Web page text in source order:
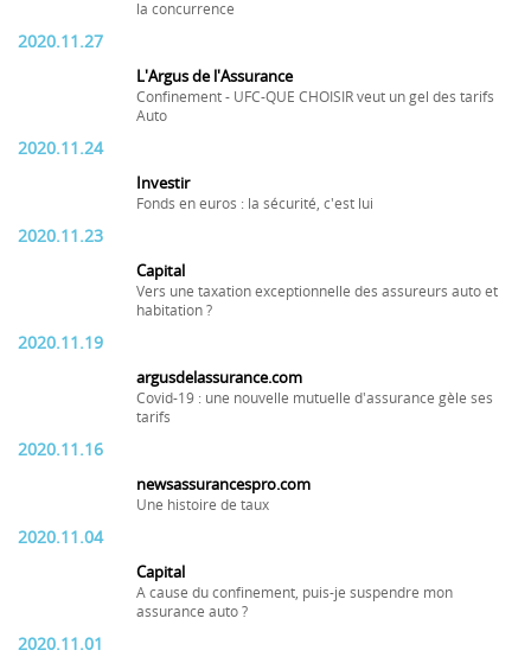
la concurrence
2020.11.27
L'Argus de l'Assurance
Confinement - UFC-QUE CHOISIR veut un gel des tarifs
Auto
2020.11.24
Investir
Fonds en euros : la sécurité, c'est lui
2020.11.23
Capital
Vers une taxation exceptionnelle des assureurs auto et
habitation ?
2020.11.19
argusdelassurance.com
Covid-19 : une nouvelle mutuelle d'assurance gèle ses
tarifs
2020.11.16
newsassurancespro.com
Une histoire de taux
2020.11.04
Capital
A cause du confinement, puis-je suspendre mon
assurance auto ?
2020.11.01